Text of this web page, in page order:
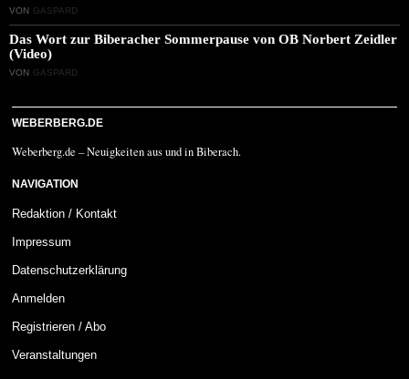
VON GASPARD
Das Wort zur Biberacher Sommerpause von OB Norbert Zeidler
(Video)
VON GASPARD
WEBERBERG.DE
Weberberg.de – Neuigkeiten aus und in Biberach.
NAVIGATION
Redaktion / Kontakt
Impressum
Datenschutzerklärung
Anmelden
Registrieren / Abo
Veranstaltungen